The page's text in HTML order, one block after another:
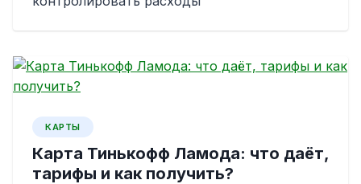
КАРТЫ
Карта Тинькофф Ламода: что даёт,
тарифы и как получить?